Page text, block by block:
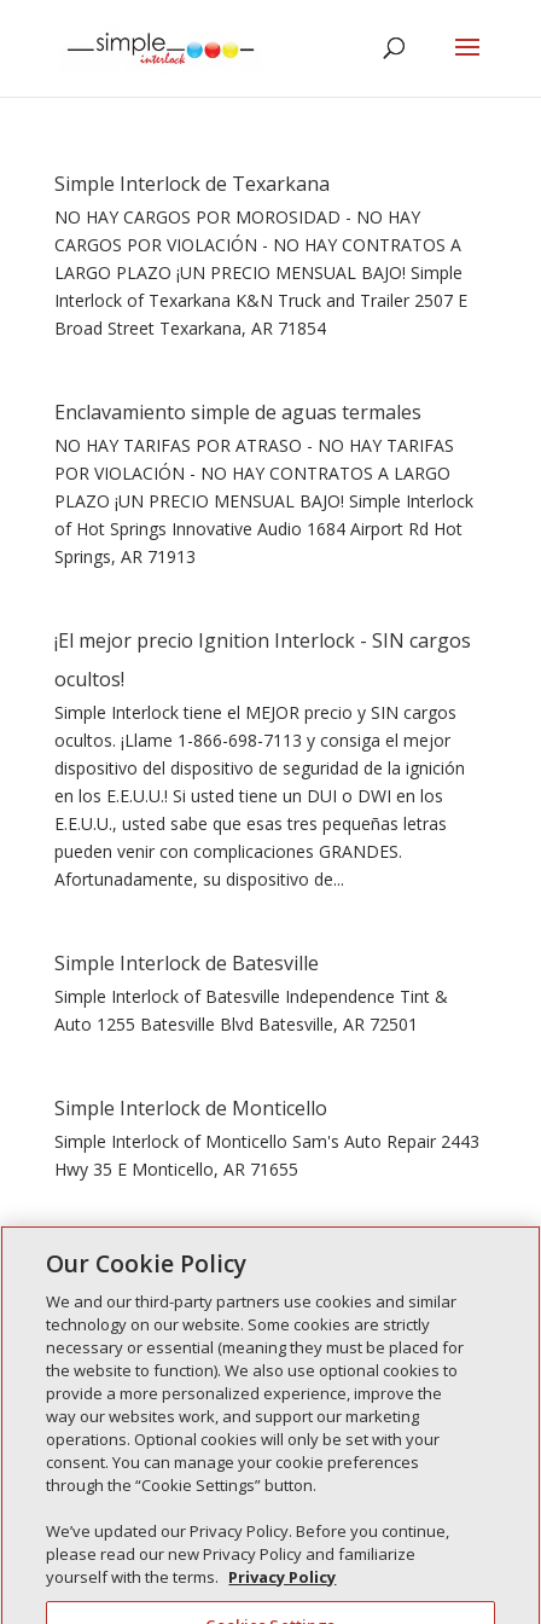
Simple Interlock de Texarkana
NO HAY CARGOS POR MOROSIDAD - NO HAY
CARGOS POR VIOLACIÓN - NO HAY CONTRATOS A
LARGO PLAZO ¡UN PRECIO MENSUAL BAJO! Simple
Interlock of Texarkana K&N Truck and Trailer 2507 E
Broad Street Texarkana, AR 71854
Enclavamiento simple de aguas termales
NO HAY TARIFAS POR ATRASO - NO HAY TARIFAS
POR VIOLACIÓN - NO HAY CONTRATOS A LARGO
PLAZO ¡UN PRECIO MENSUAL BAJO! Simple Interlock
of Hot Springs Innovative Audio 1684 Airport Rd Hot
Springs, AR 71913
¡El mejor precio Ignition Interlock - SIN cargos
ocultos!
Simple Interlock tiene el MEJOR precio y SIN cargos
ocultos. ¡Llame 1-866-698-7113 y consiga el mejor
dispositivo del dispositivo de seguridad de la ignición
en los E.E.U.U.! Si usted tiene un DUI o DWI en los
E.E.U.U., usted sabe que esas tres pequeñas letras
pueden venir con complicaciones GRANDES.
Afortunadamente, su dispositivo de...
Simple Interlock de Batesville
Simple Interlock of Batesville Independence Tint &
Auto 1255 Batesville Blvd Batesville, AR 72501
Simple Interlock de Monticello
Simple Interlock of Monticello Sam's Auto Repair 2443
Hwy 35 E Monticello, AR 71655
Entradas recientes
Simple Interlock de Walla Walla
Enclavamiento simple de Morton
Simple Interlock de Carol Stream
Simple Interlock de Waukegan
Simple Interlock de Texarkana
Our Cookie Policy
We and our third-party partners use cookies and similar
technology on our website. Some cookies are strictly
necessary or essential (meaning they must be placed for
the website to function). We also use optional cookies to
provide a more personalized experience, improve the
way our websites work, and support our marketing
operations. Optional cookies will only be set with your
consent. You can manage your cookie preferences
through the “Cookie Settings” button.
We’ve updated our Privacy Policy. Before you continue,
please read our new Privacy Policy and familiarize
yourself with the terms. Privacy Policy